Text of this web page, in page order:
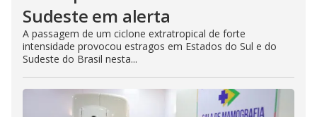
Sudeste em alerta
A passagem de um ciclone extratropical de forte
intensidade provocou estragos em Estados do Sul e do
Sudeste do Brasil nesta...